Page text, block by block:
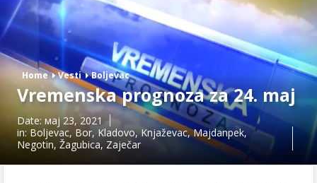
Home Vesti Boljevac
Vremenska prognoza za 24. maj
Date:мај 23, 2021
in: Boljevac, Bor, Kladovo,Knjaževac,Majdanpek,
Negotin,Žagubica, Zaječar